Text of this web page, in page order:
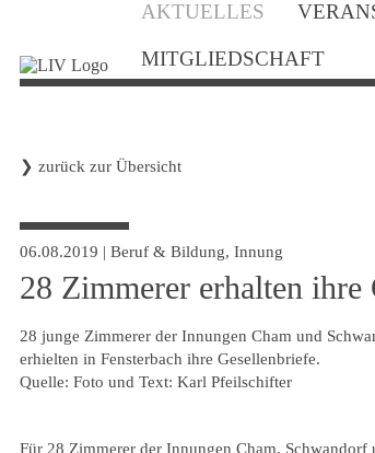
überspringen
AKTUELLES
MITGLIEDSCHAFT
❯ zurück zur Übersicht
06.08.2019 | Beruf & Bildung, Innung
28 Zimmerer erhalten ihre
28 junge Zimmerer der Innungen Cham und
erhielten in Fensterbach ihre Gesellenbriefe.
Quelle: Foto und Text: Karl Pfeilschifter
Für 28 Zimmerer der Innungen Cham, Schwandorf